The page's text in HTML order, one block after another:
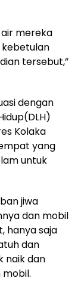
mereka
kebetulan
tersebut,”
dengan
Kolaka
yang
untuk
jiwa
dan mobil
hanya saja
dan
naik dan